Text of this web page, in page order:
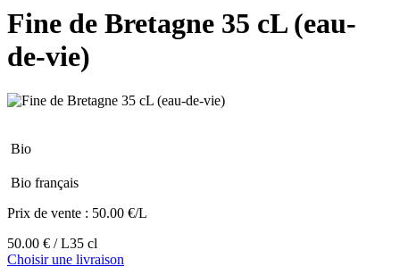
Fine de Bretagne 35 cL (eau-
de-vie)
Bio
Bio français
Prix de vente : 50.00 €/L
50.00 € / L35 cl
Choisir une livraison